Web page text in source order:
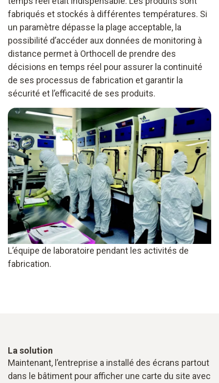
fabriqués et stockés à différentes températures. Si
un paramètre dépasse la plage acceptable, la
possibilité d’accéder aux données de monitoring à
distance permet à Orthocell de prendre des
décisions en temps réel pour assurer la continuité
de ses processus de fabrication et garantir la
sécurité et l’efficacité de ses produits.
L’équipe de laboratoire pendant les activités de
fabrication.
La solution
Maintenant, l’entreprise a installé des écrans partout
dans le bâtiment pour afficher une carte du site avec